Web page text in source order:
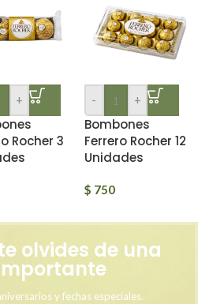
+
Rocher 3
- +
Bombones
Ferrero Rocher 12
Unidades
$ 750
olvides de una
y fechas especiales.